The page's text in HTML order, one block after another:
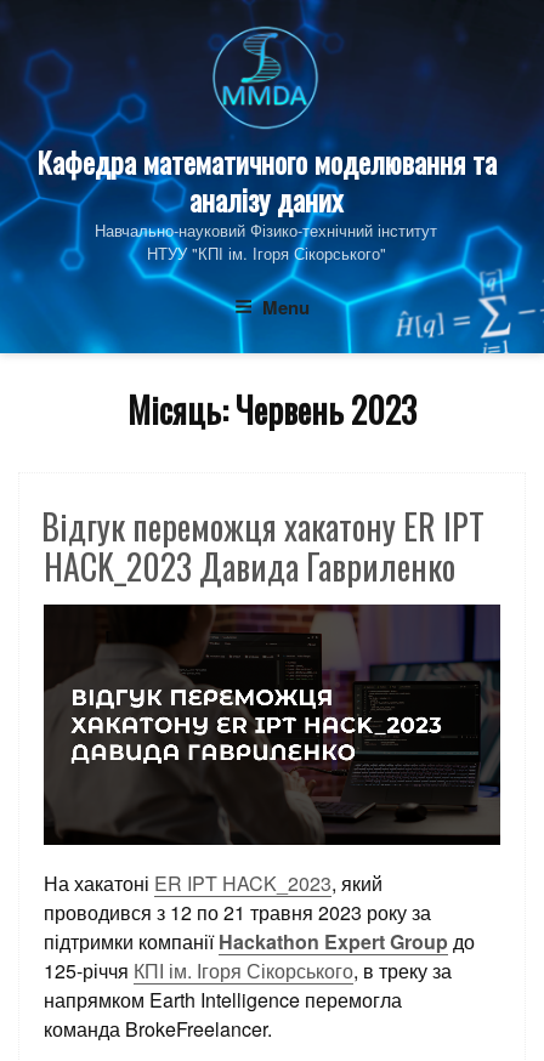
content
Кафедра математичного моделювання та
аналізу даних
Навчально-науковий Фізико‑технічний інститут
НТУУ "КПІ ім. Ігоря Сікорського"
Menu
Місяць:Червень 2023
Відгук переможця хакатону ER IPT
HACK_2023 Давида Гавриленко
На хакатоні ER IPT HACK_2023, який
проводився з 12 по 21 травня 2023 року за
підтримки компаніїHackathon Expert Groupдо
125-річчя КПІ ім. Ігоря Сікорського, в треку за
напрямком Earth Intelligence перемогла
команда BrokeFreelancer.